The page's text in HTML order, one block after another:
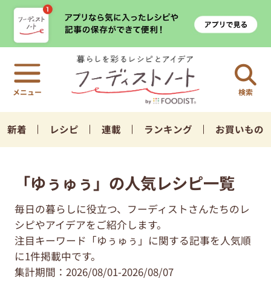
検索
新着 レシピ 連載 ランキング お買いもの
「ゆぅゅぅ」の人気レシピ一覧
毎日の暮らしに役立つ、フーディストさんたちのレ
シピやアイデアをご紹介します。
注目キーワード「ゆぅゅぅ」に関する記事を人気順
に1件掲載中です。
集計期間：2026/08/01-2026/08/07